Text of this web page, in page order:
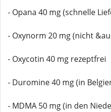
- Opana 40 mg (schnelle
- Oxynorm 20 mg (nicht
- Oxycotin 40 mg rezeptfrei
- Duromine 40 mg (in
- MDMA 50 mg (in den